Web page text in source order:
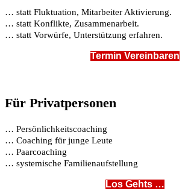
… statt Fluktuation, Mitarbeiter Aktivierung.
… statt Konflikte, Zusammenarbeit.
… statt Vorwürfe, Unterstützung erfahren.
Termin Vereinbaren
Für Privatpersonen
… Persönlichkeitscoaching
… Coaching für junge Leute
… Paarcoaching
… systemische Familienaufstellung
Los Gehts …